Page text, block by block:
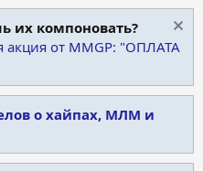
их компоновать?
акция от MMGP: "ОПЛАТА
о хайпах, МЛМ и